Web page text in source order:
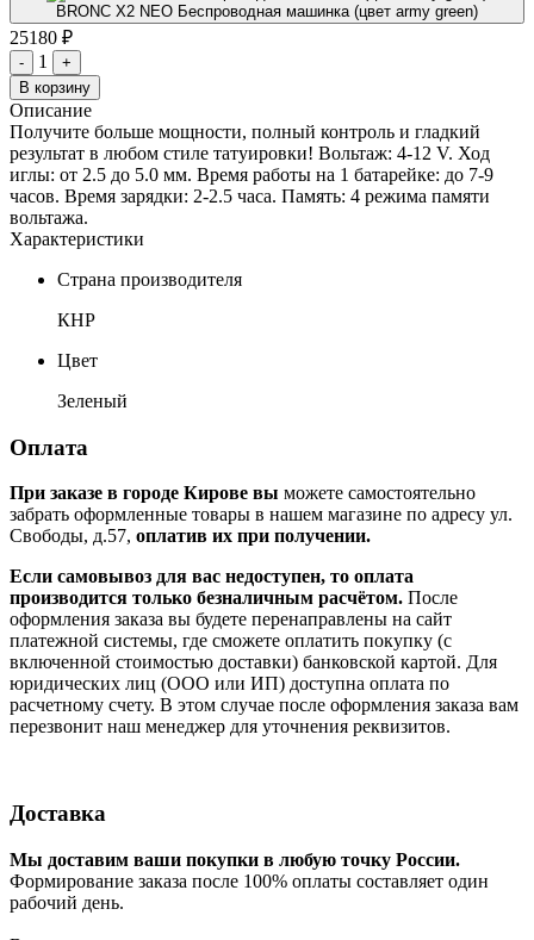
BRONC X2 NEO Беспроводная машинка (цвет army green)
25180 ₽
- 1
+
В корзину
Описание
Получите больше мощности, полный контроль и гладкий
результат в любом стиле татуировки! Вольтаж: 4-12 V. Ход
иглы: от 2.5 до 5.0 мм. Время работы на 1 батарейке: до 7-9
часов. Время зарядки: 2-2.5 часа. Память: 4 режима памяти
вольтажа.
Характеристики
Страна производителя
КНР
Цвет
Зеленый
Оплата
При заказе в городе Кирове вы можете самостоятельно
забрать оформленные товары в нашем магазине по адресу ул.
Свободы, д.57, оплатив их при получении.
Если самовывоз для вас недоступен, то оплата
производится только безналичным расчётом. После
оформления заказа вы будете перенаправлены на сайт
платежной системы, где сможете оплатить покупку (с
включенной стоимостью доставки) банковской картой. Для
юридических лиц (ООО или ИП) доступна оплата по
расчетному счету. В этом случае после оформления заказа вам
перезвонит наш менеджер для уточнения реквизитов.
Доставка
Мы доставим ваши покупки в любую точку России.
Формирование заказа после 100% оплаты составляет один
рабочий день.